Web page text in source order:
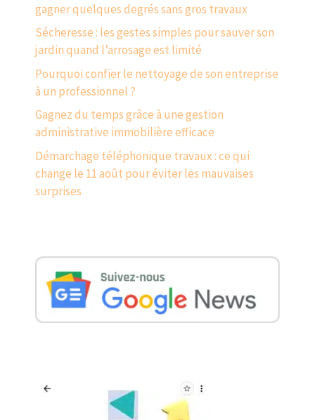
gagner quelques degrés sans gros travaux
Sécheresse : les gestes simples pour sauver son
jardin quand l’arrosage est limité
Pourquoi confier le nettoyage de son entreprise
à un professionnel ?
Gagnez du temps grâce à une gestion
administrative immobilière efficace
Démarchage téléphonique travaux : ce qui
change le 11 août pour éviter les mauvaises
surprises